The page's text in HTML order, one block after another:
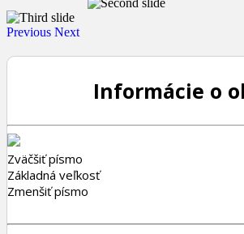
Previous Next
Informácie o
Zväčšiť písmo
Základná veľkosť
Zmenšiť písmo